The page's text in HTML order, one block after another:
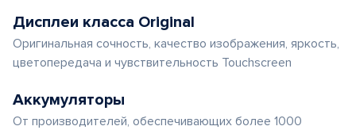
Дисплеи класса Original
Оригинальная сочность, качество изображения, яркость,
цветопередача и чувствительность Touchscreen
Аккумуляторы
От производителей, обеспечивающих более 1000